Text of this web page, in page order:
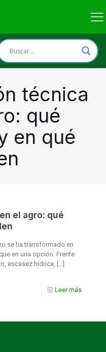
técnica
qué
en qué
el agro: qué
se ha transformado en
en una opción. Frente
escasez hídrica, […]
Leer más